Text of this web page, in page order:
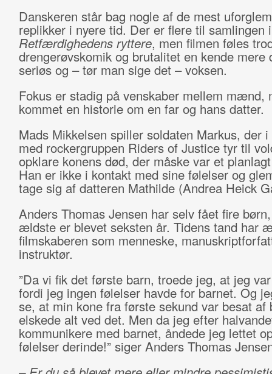
Danskeren står bag nogle af de mest
replikker i nyere tid. Der er flere til samlingen i
Retfærdighedens ryttere, men filmen føles
drengerøvskomik og brutalitet en kende mere
seriøs og – tør man sige det – voksen.
Fokus er stadig på venskaber mellem mænd,
kommet en historie om en far og hans datter.
Mads Mikkelsen spiller soldaten Markus, der i
med rockergruppen Riders of Justice tyr til
opklare konens død, der måske var et
Han er ikke i kontakt med sine følelser og
tage sig af datteren Mathilde (Andrea Heick
Anders Thomas Jensen har selv fået fire
ældste er blevet seksten år. Tidens tand har
filmskaberen som menneske,
instruktør.
”Da vi fik det første barn, troede jeg, at jeg
fordi jeg ingen følelser havde for barnet. Og
se, at min kone fra første sekund var besat af
elskede alt ved det. Men da jeg efter
kommunikere med barnet, åndede jeg lettet
følelser derinde!” siger Anders Thomas